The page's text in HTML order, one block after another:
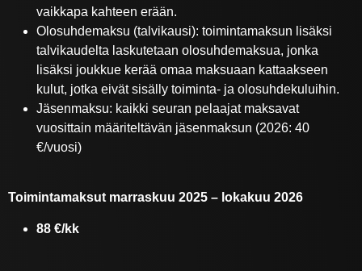
vaikkapa kahteen erään.
Olosuhdemaksu (talvikausi): toimintamaksun lisäksi
talvikaudelta laskutetaan olosuhdemaksua, jonka
lisäksi joukkue kerää omaa maksuaan kattaakseen
kulut, jotka eivät sisälly toiminta- ja olosuhdekuluihin.
Jäsenmaksu: kaikki seuran pelaajat maksavat
vuosittain määriteltävän jäsenmaksun (2026: 40
€/vuosi)
Toimintamaksut marraskuu 2025 – lokakuu 2026
88 €/kk